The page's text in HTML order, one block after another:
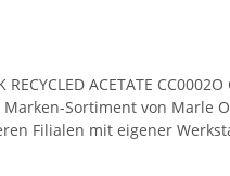
ACETATE
Sortiment von Marle
Filialen mit eigener